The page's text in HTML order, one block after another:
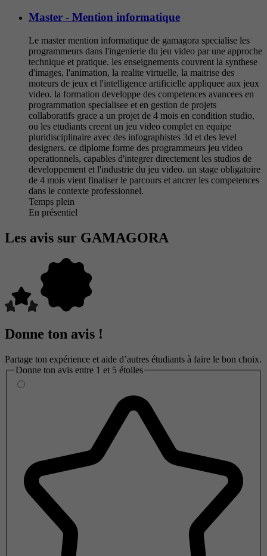
Master - Mention informatique
Le master mention informatique de gamagora specialise les
programmeurs dans l'ingenierie du jeu video par une approche
technique et pratique. les enseignements couvrent la synthese
d'images, l'animation, la realite virtuelle, la maitrise des
moteurs de jeux et l'intelligence artificielle appliquee aux jeux
video. la formation developpe des competences avancees en
programmation specialisee et en gestion de projets
collaboratifs grace a un projet de 4 mois en condition studio,
ou les etudiants creent un jeu video complet en equipe
pluridisciplinaire avec des infographistes 3d et des level
designers. ce diplome forme des programmeurs jeu video
operationnels, capables d'integrer directement les studios de
developpement et l'industrie du jeu video. un stage obligatoire
de 4 mois vient finaliser le parcours et ancrer les competences
dans le contexte professionnel.
Temps plein
En présentiel
Les avis sur GAMAGORA
Donne ton avis !
Partage ton expérience et aide d’autres étudiants à faire le bon choix.
Donne ton avis entre 1 et 5 étoiles